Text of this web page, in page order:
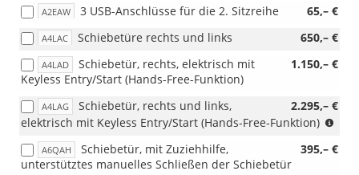
mit
56
/
/
mit
i.V.
mit
Spannungskonverter
Watt
Reserverad;
nur
A2EAW 65,– €
3 USB-Anschlüsse für die 2. Sitzreihe
A4LAC 650,– €
Schiebetüre rechts und links
A4LAD 1.150,– €
Schiebetür, rechts, elektrisch mit
Keyless Entry/Start (Hands-Free-Funktion)
A4LAG 2.295,– €
Schiebetür, rechts und links,
elektrisch mit Keyless Entry/Start (Hands-Free-Funktion)
mit
A6QAH 395,– €
Schiebetür, mit Zuziehhilfe,
unterstütztes manuelles Schließen der Schiebetür